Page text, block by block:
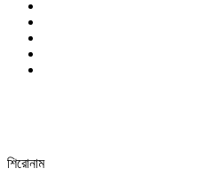
শিরোনাম